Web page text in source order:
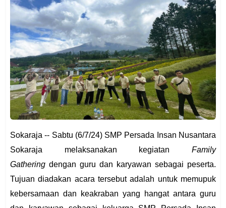
Sokaraja -- Sabtu (6/7/24) SMP Persada Insan Nusantara
Sokaraja melaksanakan kegiatan
Family
Gathering dengan guru dan karyawan sebagai peserta.
Tujuan diadakan acara tersebut adalah untuk memupuk
kebersamaan dan keakraban yang hangat antara guru